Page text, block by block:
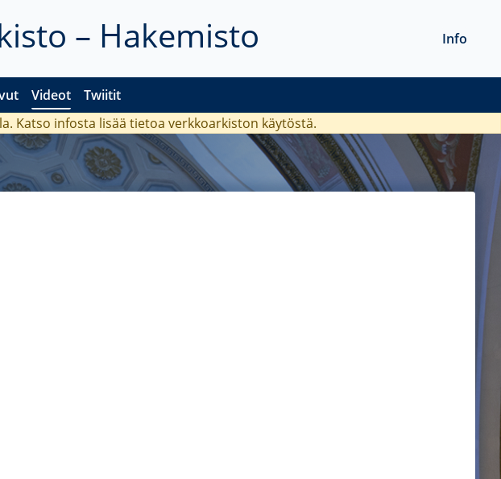
– Hakemisto
Videot Twiitit
Info
Katso infosta lisää tietoa verkkoarkiston käytöstä.